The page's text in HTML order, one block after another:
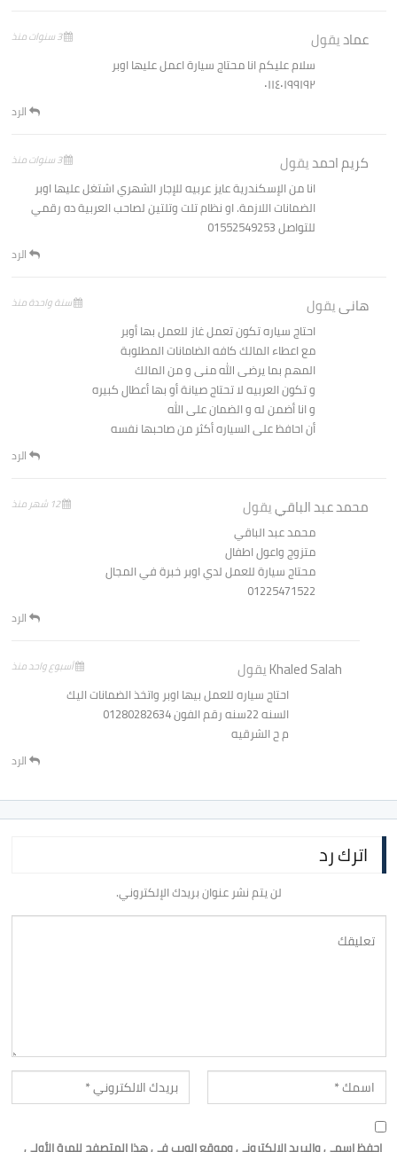
عماديقول 3 سنوات منذ
سلام عليكم انا محتاج سيارة اعمل عليها اوبر
٠١١٤٠١٩٩١٩٢
الرد
كريم احمديقول 3 سنوات منذ
انا من الإسكندرية عايز عربيه للإجار الشهري اشتغل عليها اوبر
الضمانات اللازمة. او نظام تلت وتلتين لصاحب العربية ده رقمي
للتواصل 01552549253
الرد
هانىيقول سنة واحدة منذ
احتاج سياره تكون تعمل غاز للعمل بها أوبر
مع اعطاء المالك كافه الضامانات المطلوبة
المهم بما يرضى الله منى و من المالك
و تكون العربيه لا تحتاج صيانة أو بها أعطال كبيره
و انا أضمن له و الضمان على الله
أن احافظ على السياره أكثر من صاحبها نفسه
الرد
محمد عبد الباقييقول 12 شهر منذ
محمد عبد الباقي
متزوج واعول اطفال
محتاج سيارة للعمل لدي اوبر خبرة في المجال
01225471522
الرد
Khaled Salahيقول أسبوع واحد منذ
احتاج سياره للعمل بيها اوبر واتخذ الضمانات اليك
السنه 22سنه رقم الفون 01280282634
م ح الشرقيه
الرد
اترك رد
لن يتم نشر عنوان بريدك الإلكتروني.